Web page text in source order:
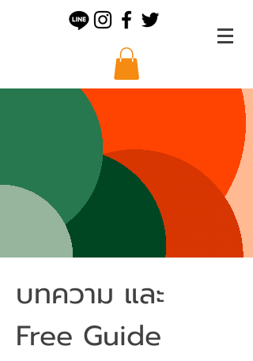
บทความ และ
Free Guide